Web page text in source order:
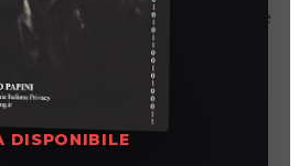
DISPONIBILE
cliente in merito alla sicurezza delle
deve avere a disposizione:
(Job Descriptions):
formalmente le